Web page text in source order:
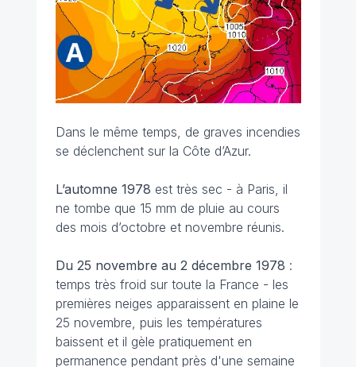
Dans le même temps, de graves incendies
se déclenchent sur la Côte d’Azur.
L’automne 1978 est très sec - à Paris, il
ne tombe que 15 mm de pluie au cours
des mois d’octobre et novembre réunis.
Du 25 novembre au 2 décembre 1978 :
temps très froid sur toute la France - les
premières neiges apparaissent en plaine le
25 novembre, puis les températures
baissent et il gèle pratiquement en
permanence pendant près d'une semaine